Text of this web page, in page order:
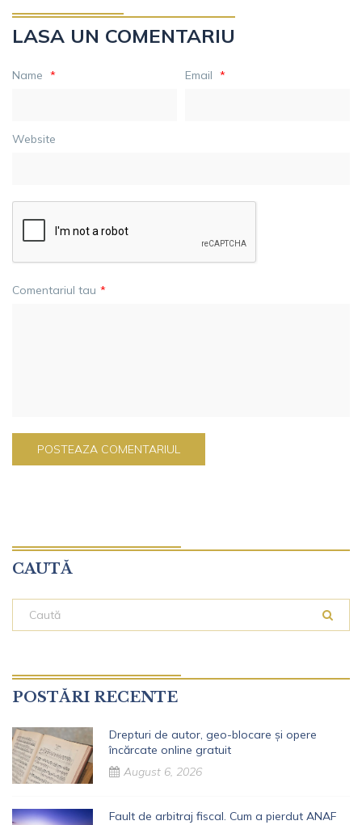
LASA UN COMENTARIU
Name * Email *
Website
Comentariul tau *
CAUTĂ
POSTĂRI RECENTE
Drepturi de autor, geo-blocare și opere
încărcate online gratuit
August 6, 2026
Fault de arbitraj fiscal. Cum a pierdut ANAF